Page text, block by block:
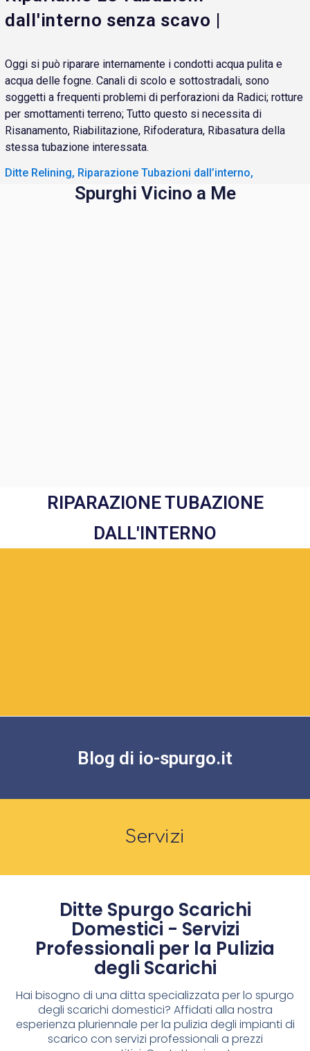
dall'interno senza scavo |
Oggi si può riparare internamente i condotti acqua pulita e
acqua delle fogne. Canali di scolo e sottostradali, sono
soggetti a frequenti problemi di perforazioni da Radici; rotture
per smottamenti terreno; Tutto questo si necessita di
Risanamento, Riabilitazione, Rifoderatura, Ribasatura della
stessa tubazione interessata.
Ditte Relining, Riparazione Tubazioni dall’interno,
Spurghi Vicino a Me
RIPARAZIONE TUBAZIONE
DALL'INTERNO
Blog di io-spurgo.it
Servizi
Ditte Spurgo Scarichi
Domestici - Servizi
Professionali per la Pulizia
degli Scarichi
Hai bisogno di una ditta specializzata per lo spurgo
degli scarichi domestici? Affidati alla nostra
esperienza pluriennale per la pulizia degli impianti di
scarico con servizi professionali a prezzi